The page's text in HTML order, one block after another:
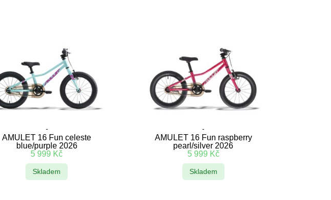
-
AMULET 16 Fun celeste
blue/purple 2026
5 999 Kč
Skladem
-
AMULET 16 Fun raspberry
pearl/silver 2026
5 999 Kč
Skladem